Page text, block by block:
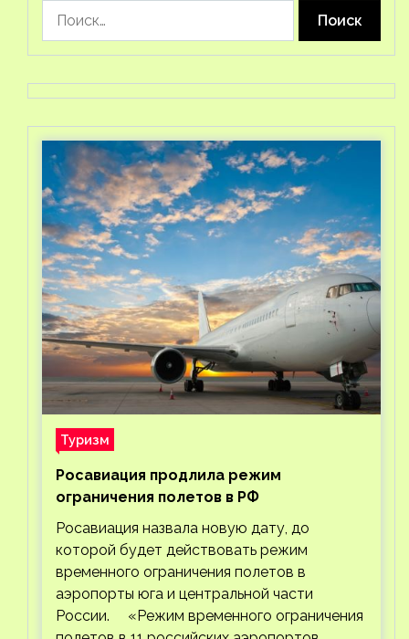
Туризм
Росавиация продлила режим
ограничения полетов в РФ
Росавиация назвала новую дату, до
которой будет действовать режим
временного ограничения полетов в
аэропорты юга и центральной части
России. «Режим временного ограничения